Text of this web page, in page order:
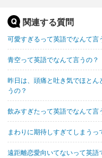
関連する質問
可愛すぎるって英語でなんて言
青空って英語でなんて言うの？
昨日は、頭痛と吐き気でほと
うの？
飲みすぎたって英語でなんて言
まわりに期待しすぎてしまうっ
遠距離恋愛向いてないって英語